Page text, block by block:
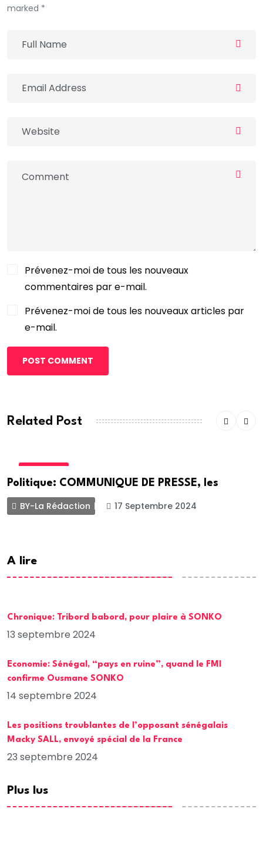
marked *
Prévenez-moi de tous les nouveaux
commentaires par e-mail.
Prévenez-moi de tous les nouveaux articles par
e-mail.
POST COMMENT
Related Post
Politique: COMMUNIQUE DE PRESSE, les
BY-La Rédaction 17 Septembre 2024
A lire
Chronique: Tribord babord, pour plaire à SONKO
13 septembre 2024
Economie: Sénégal, “pays en ruine”, quand le FMI
confirme Ousmane SONKO
14 septembre 2024
Les positions troublantes de l’opposant sénégalais
Macky SALL, envoyé spécial de la France
23 septembre 2024
Plus lus